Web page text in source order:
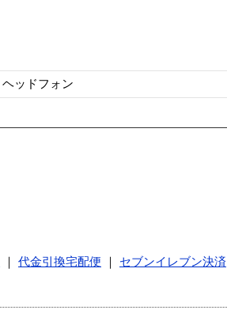
ヘッドフォン
代金引換宅配便
セブンイレブン決済